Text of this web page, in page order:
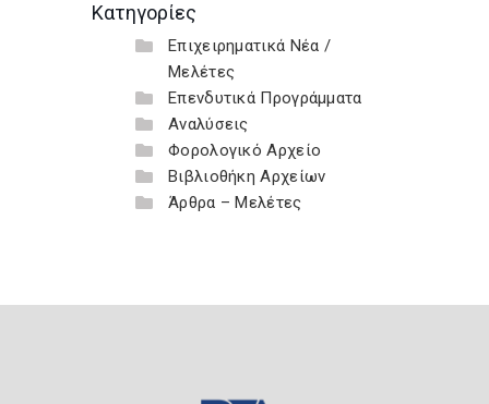
Κατηγορίες
Επιχειρηματικά Νέα /
Μελέτες
Επενδυτικά Προγράμματα
Αναλύσεις
Φορολογικό Αρχείο
Βιβλιοθήκη Αρχείων
Άρθρα – Μελέτες